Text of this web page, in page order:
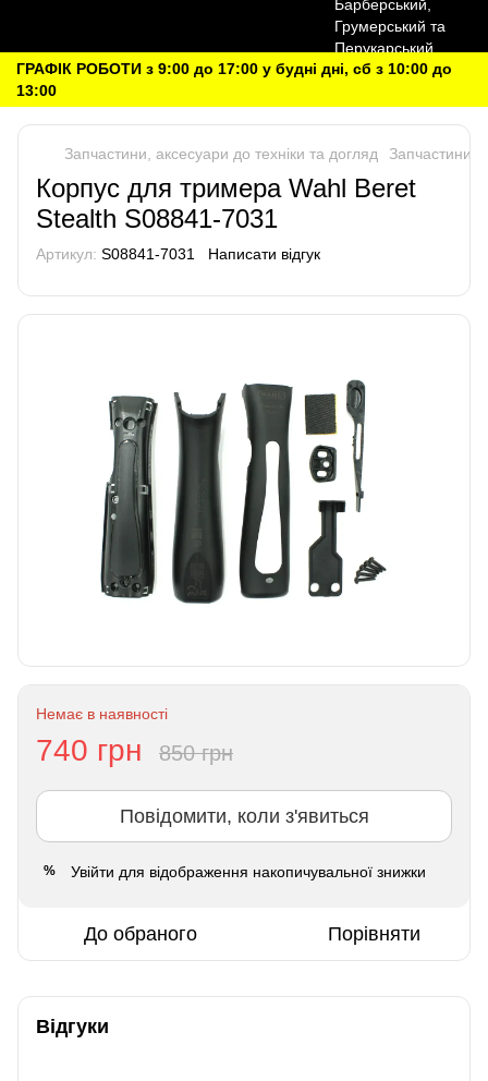
ГРАФІК РОБОТИ з 9:00 до 17:00 у будні дні, сб з 10:00 до
13:00
Запчастини, аксесуари до техніки та догляд Запчастини
Корпус для тримера Wahl Beret
Stealth S08841-7031
Артикул: S08841-7031 Написати відгук
Немає в наявності
740 грн 850 грн
Повідомити, коли з'явиться
% Увійти для відображення накопичувальної знижки
До обраного Порівняти
Відгуки